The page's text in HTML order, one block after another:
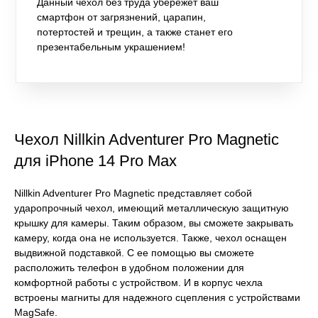
смартфон от загрязнений, царапин,
потертостей и трещин, а также станет его
презентабельным украшением!
Чехол Nillkin Adventurer Pro Magnetic
для iPhone 14 Pro Max
Nillkin Adventurer Pro Magnetic представляет собой
ударопрочный чехол, имеющий металлическую защитную
крышку для камеры. Таким образом, вы сможете закрывать
камеру, когда она не используется. Также, чехол оснащен
выдвижной подставкой. С ее помощью вы сможете
расположить телефон в удобном положении для
комфортной работы с устройством. И в корпус чехла
встроены магниты для надежного сцепления с устройствами
MagSafe.